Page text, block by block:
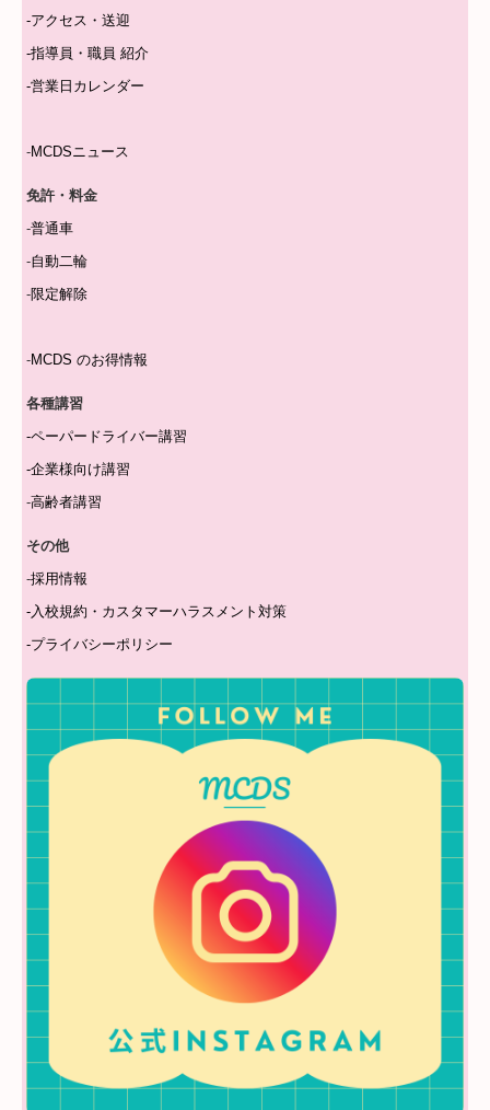
-アクセス・送迎
-指導員・職員 紹介
-営業日カレンダー
-MCDSニュース
免許・料金
-普通車
-自動二輪
-限定解除
-MCDS のお得情報
各種講習
-ペーパードライバー講習
-企業様向け講習
-高齢者講習
その他
-採用情報
-入校規約・カスタマーハラスメント対策
-プライバシーポリシー